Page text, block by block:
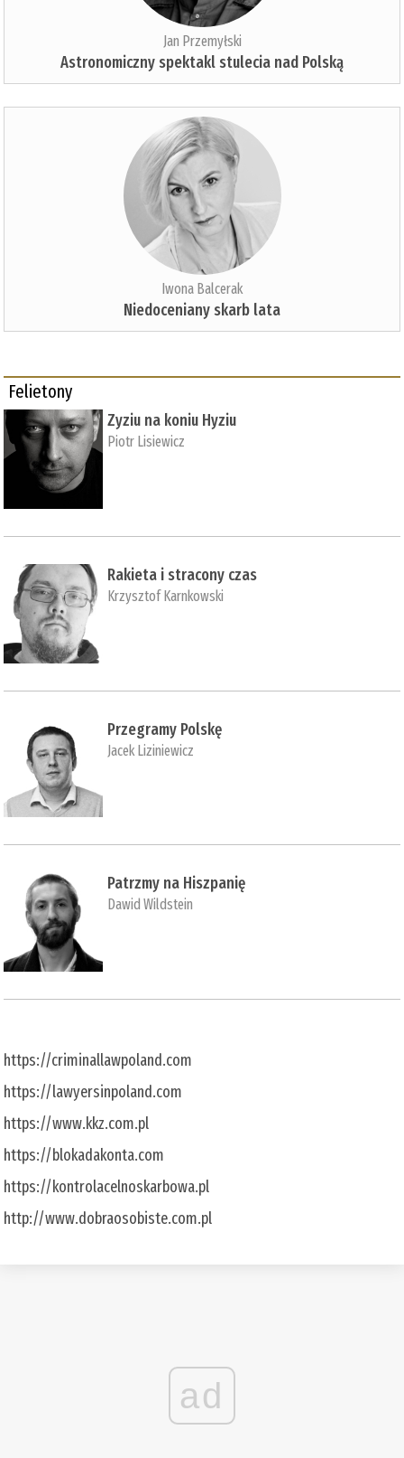
Jan Przemyłski
Astronomiczny spektakl stulecia nad Polską
Iwona Balcerak
Niedoceniany skarb lata
Felietony
Zyziu na koniu Hyziu
Piotr Lisiewicz
Rakieta i stracony czas
Krzysztof Karnkowski
Przegramy Polskę
Jacek Liziniewicz
Patrzmy na Hiszpanię
Dawid Wildstein
https://criminallawpoland.com
https://lawyersinpoland.com
https://www.kkz.com.pl
https://blokadakonta.com
https://kontrolacelnoskarbowa.pl
http://www.dobraosobiste.com.pl
ad